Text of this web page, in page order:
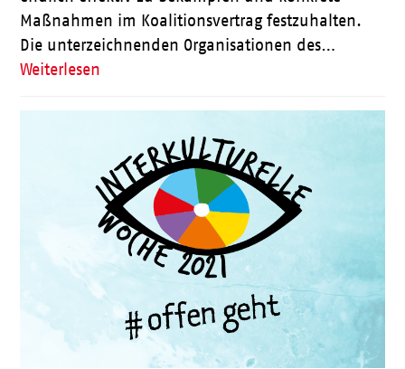
Maßnahmen im Koalitionsvertrag festzuhalten.
Die unterzeichnenden Organisationen des…
Weiterlesen